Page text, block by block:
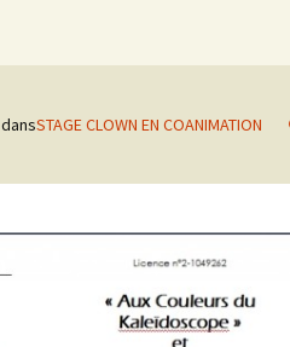
A L’EPE
dansSTAGE CLOWN EN COANIMATION